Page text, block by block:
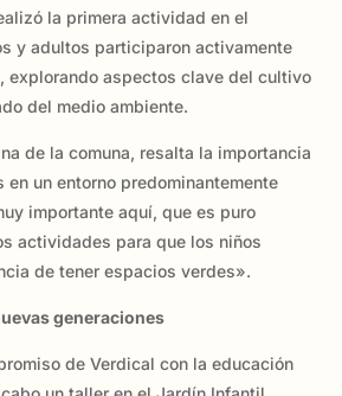
la primera actividad en el
y adultos participaron activamente
explorando aspectos clave del cultivo
del medio ambiente.
de la comuna, resalta la importancia
un entorno predominantemente
importante aquí, que es puro
actividades para que los niños
de tener espacios verdes».
generaciones
de Verdical con la educación